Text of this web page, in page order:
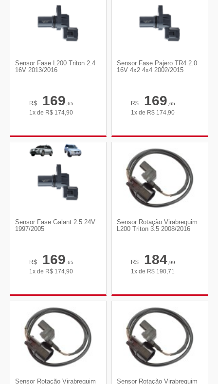
Sensor Fase L200 Triton 2.4
16V 2013/2016
R$ 169,65
1x de R$ 174,90
Sensor Fase Pajero TR4 2.0
16V 4x2 4x4 2002/2015
R$ 169,65
1x de R$ 174,90
Sensor Fase Galant 2.5 24V
1997/2005
R$ 169,65
1x de R$ 174,90
Sensor Rotação Virabrequim
L200 Triton 3.5 2008/2016
R$ 184,99
1x de R$ 190,71
Sensor Rotação Virabrequim Sensor Rotação Virabrequim